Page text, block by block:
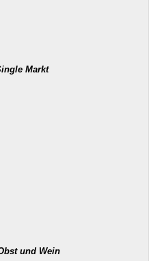
Markt
und Wein